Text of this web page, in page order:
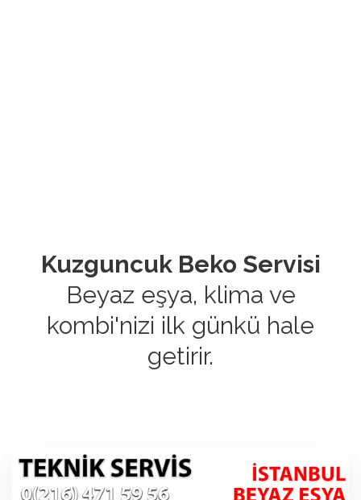
Kuzguncuk Beko Servisi
Beyaz eşya, klima ve
kombi'nizi ilk günkü hale
getirir.